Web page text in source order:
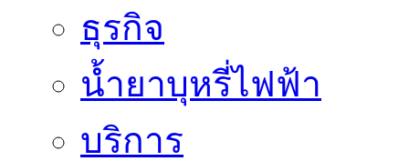
ธุรกิจ
น้ำยาบุหรี่ไฟฟ้า
บริการ